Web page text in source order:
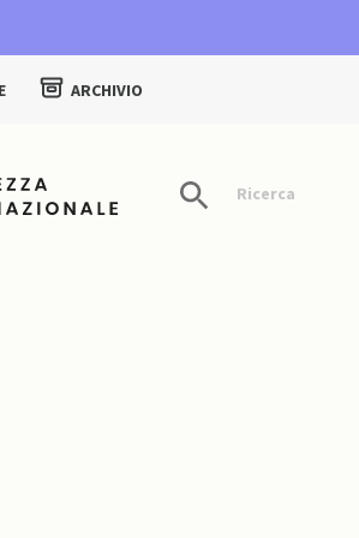
ARCHIVIO
Ricerca